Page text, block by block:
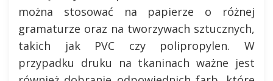
można stosować na papierze o różnej
gramaturze oraz na tworzywach sztucznych,
takich jak PVC czy polipropylen. W
przypadku druku na tkaninach ważne jest